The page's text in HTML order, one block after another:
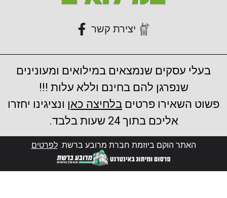
יצירת קשר
בעלי עסקים שנמצאים במילואים ומעונינים
שנפרגן להם בחינם וללא עלות !!!
פשוט השאירו פרטים בלחיצה כאן ונציגינו יחזרו
אליכם בתוך 24 שעות בלבד.
האתר הוקם ביוזמת חברת מרובע ברשת.לפרטים